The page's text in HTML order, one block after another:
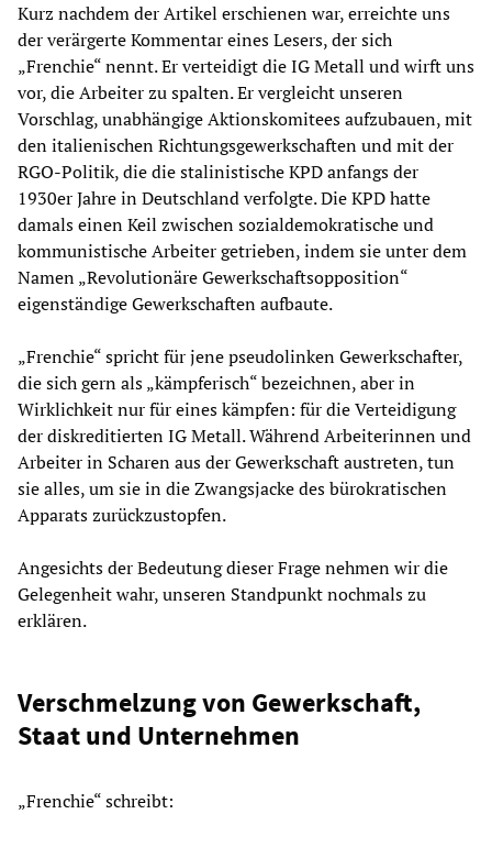
Kurz nachdem der Artikel erschienen war, erreichte uns
der verärgerte Kommentar eines Lesers, der sich
„Frenchie“ nennt. Er verteidigt die IG Metall und wirft uns
vor, die Arbeiter zu spalten. Er vergleicht unseren
Vorschlag, unabhängige Aktionskomitees aufzubauen, mit
den italienischen Richtungsgewerkschaften und mit der
RGO-Politik, die die stalinistische KPD anfangs der
1930er Jahre in Deutschland verfolgte. Die KPD hatte
damals einen Keil zwischen sozialdemokratische und
kommunistische Arbeiter getrieben, indem sie unter dem
Namen „Revolutionäre Gewerkschaftsopposition“
eigenständige Gewerkschaften aufbaute.
„Frenchie“ spricht für jene pseudolinken Gewerkschafter,
die sich gern als „kämpferisch“ bezeichnen, aber in
Wirklichkeit nur für eines kämpfen: für die Verteidigung
der diskreditierten IG Metall. Während Arbeiterinnen und
Arbeiter in Scharen aus der Gewerkschaft austreten, tun
sie alles, um sie in die Zwangsjacke des bürokratischen
Apparats zurückzustopfen.
Angesichts der Bedeutung dieser Frage nehmen wir die
Gelegenheit wahr, unseren Standpunkt nochmals zu
erklären.
Verschmelzung von Gewerkschaft,
Staat und Unternehmen
„Frenchie“ schreibt: